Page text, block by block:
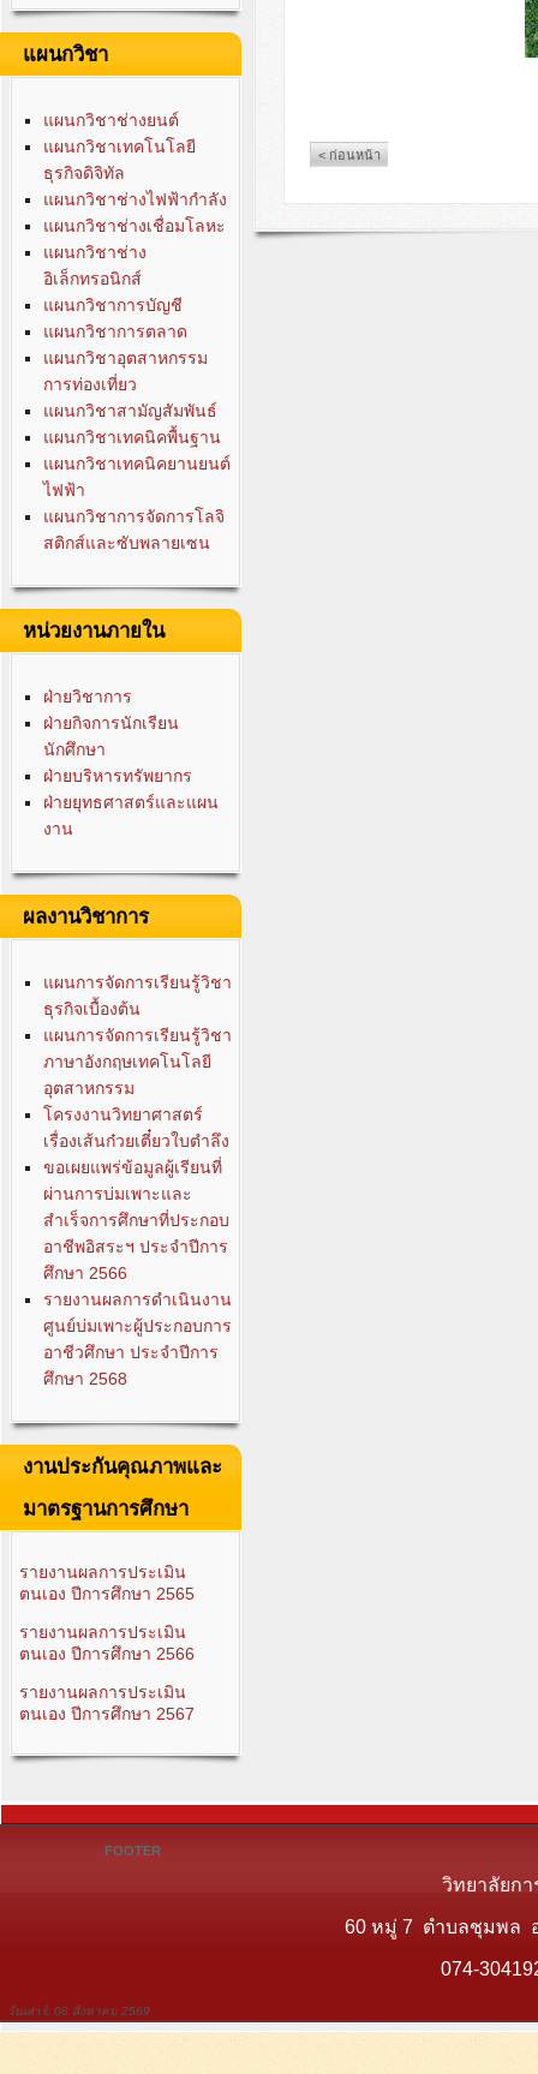
แผนกวิชา
แผนกวิชาช่างยนต์
แผนกวิชาเทคโนโลยี
ธุรกิจดิจิทัล
แผนกวิชาช่างไฟฟ้ากำลัง
แผนกวิชาช่างเชื่อมโลหะ
แผนกวิชาช่าง
อิเล็กทรอนิกส์
แผนกวิชาการบัญชี
แผนกวิชาการตลาด
แผนกวิชาอุตสาหกรรม
การท่องเที่ยว
แผนกวิชาสามัญสัมพันธ์
แผนกวิชาเทคนิคพื้นฐาน
แผนกวิชาเทคนิคยานยนต์
ไฟฟ้า
แผนกวิชาการจัดการโลจิ
สติกส์และซับพลายเซน
หน่วยงานภายใน
ฝ่ายวิชาการ
ฝ่ายกิจการนักเรียน
นักศึกษา
ฝ่ายบริหารทรัพยากร
ฝ่ายยุทธศาสตร์และแผน
งาน
ผลงานวิชาการ
แผนการจัดการเรียนรู้วิชา
ธุรกิจเบื้องต้น
แผนการจัดการเรียนรู้วิชา
ภาษาอังกฤษเทคโนโลยี
อุตสาหกรรม
โครงงานวิทยาศาสตร์
เรื่องเส้นก๋วยเตี๋ยวใบตำลึง
ขอเผยแพร่ข้อมูลผู้เรียนที่
ผ่านการบ่มเพาะและ
สำเร็จการศึกษาที่ประกอบ
อาชีพอิสระฯ ประจำปีการ
ศึกษา 2566
รายงานผลการดำเนินงาน
ศูนย์บ่มเพาะผู้ประกอบการ
อาชีวศึกษา ประจำปีการ
ศึกษา 2568
งานประกันคุณภาพและ
มาตรฐานการศึกษา
รายงานผลการประเมิน
ตนเอง ปีการศึกษา 2565
รายงานผลการประเมิน
ตนเอง ปีการศึกษา 2566
รายงานผลการประเมิน
ตนเอง ปีการศึกษา 2567
< ก่อนหน้า
FOOTER
วิทยาลัยกา
60 หมู่ 7 ตำบลชุมพล อ
074-
วันเสาร์, 08 สิงหาคม 2569